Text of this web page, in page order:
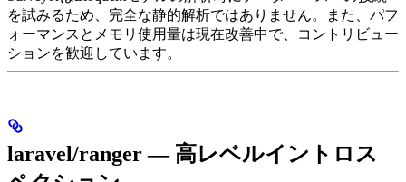
を試みるため、完全な静的解析ではありません。また、パフ
ォーマンスとメモリ使用量は現在改善中で、コントリビュー
ションを歓迎しています。
laravel/ranger — 高レベルイントロス